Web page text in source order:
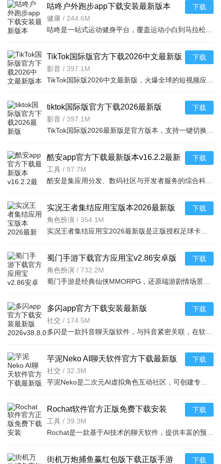
咕咚户外跑步app下载安装最新版本
v10.73.1最新版
健康 / 244.6M
下载
TikTok国际版官方下载2026中文最新版
本v45.2.3最新官方安卓版
影音 / 397.1M
下载
tiktok国际版官方下载2026最新版
v45.2.3安卓版
影音 / 397.1M
下载
酷安app官方下载最新版本v16.2.2最新
版
工具 / 97.7M
下载
实况王者集结应用宝版本2026最新版
v6.1.3安卓版本
角色扮演 / 354.1M
下载
蜀门手游下载官方应用宝v2.86安卓版
角色扮演 / 732.2M
下载
多闪app官方下载安装最新版
2026v38.8.0最新版
社交 / 174.5M
下载
芋泥Neko AI聊天软件官方下载最新版
v1.2.84最新版
社交 / 32.3M
下载
Rochat软件官方正版免费下载安装
v2.3.13安卓版
工具 / 39.3M
下载
街机万炮捕鱼赢红包版下载正版手游 下载